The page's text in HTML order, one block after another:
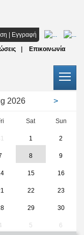
| Εγγραφή
Επικοινωνία
2026 >
Sat Sun
1 2
8 9
15 16
22 23
29 30
5 6